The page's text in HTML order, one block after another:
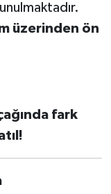
üzerinden ön
fark